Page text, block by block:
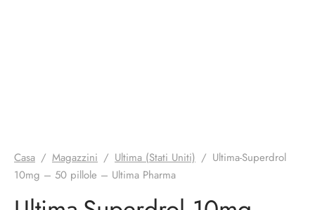
Casa / Magazzini / Ultima (Stati Uniti) / Ultima-Superdrol
10mg – 50 pillole – Ultima Pharma